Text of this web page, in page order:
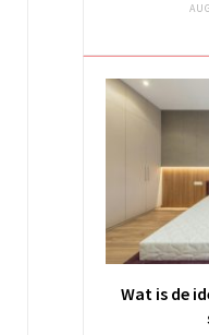
Wat is de